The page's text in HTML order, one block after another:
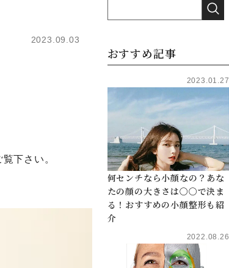
2023.09.03
下さい。
おすすめ記事
2023.01.27
何センチなら小顔なの？あな
たの顔の大きさは〇〇で決ま
る！おすすめの小顔整形も紹
介
2022.08.26